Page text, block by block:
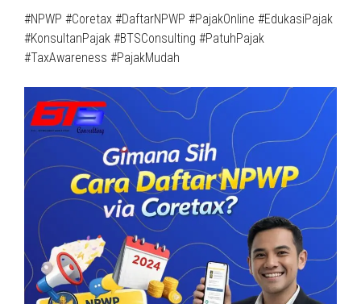
#NPWP #Coretax #DaftarNPWP #PajakOnline #EdukasiPajak
#KonsultanPajak #BTSConsulting #PatuhPajak
#TaxAwareness #PajakMudah